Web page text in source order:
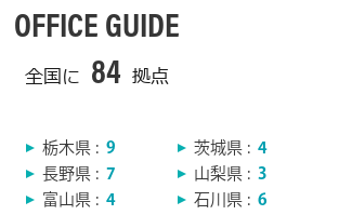
OFFICE GUIDE
全国に 84 拠点
栃木県 : 9 茨城県 : 4
長野県 : 7 山梨県 : 3
富山県 : 4 石川県 : 6